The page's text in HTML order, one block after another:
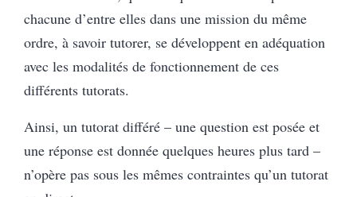
chacune d’entre elles dans une mission du même
ordre, à savoir tutorer, se développent en adéquation
avec les modalités de fonctionnement de ces
différents tutorats.
Ainsi, un tutorat différé – une question est posée et
une réponse est donnée quelques heures plus tard –
n’opère pas sous les mêmes contraintes qu’un tutorat